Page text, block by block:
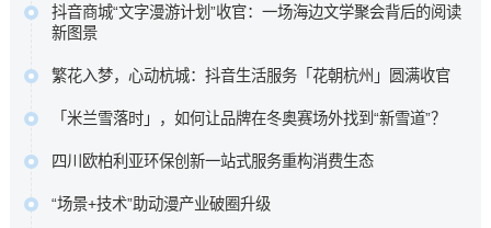
原文链接
去，新一代消费者走进商圈，为的不再是提袋消费，而是一
场可打卡、可停留、可分享、可聚会的完整生活叙事。…
原文链接
抖音商城“文字漫游计划”收官：一场海边文学聚会背后的阅读
新图景
生活关系的理解。徐则臣同时以《人民文学》主编身份，谈
及文学期刊在数字时代如何重新连接读者。…
繁花入梦，心动杭城：抖音生活服务「花朝杭州」圆满收官
潭印月、世纪中心等六大本地核心景点，重磅推出了一组城
市情绪海报。…
「米兰雪落时」，如何让品牌在冬奥赛场外找到“新雪道”？
民参与的多巴胺Citywalk，带着水之蔻、橘朵、INTO YOU等
品牌，走进了全球年轻人的视野与生活。…
四川欧柏利亚环保创新一站式服务重构消费生态
防撞板的产品创新与一站式服务体系的深度布局，为行业转
“场景+技术”助动漫产业破圈升级